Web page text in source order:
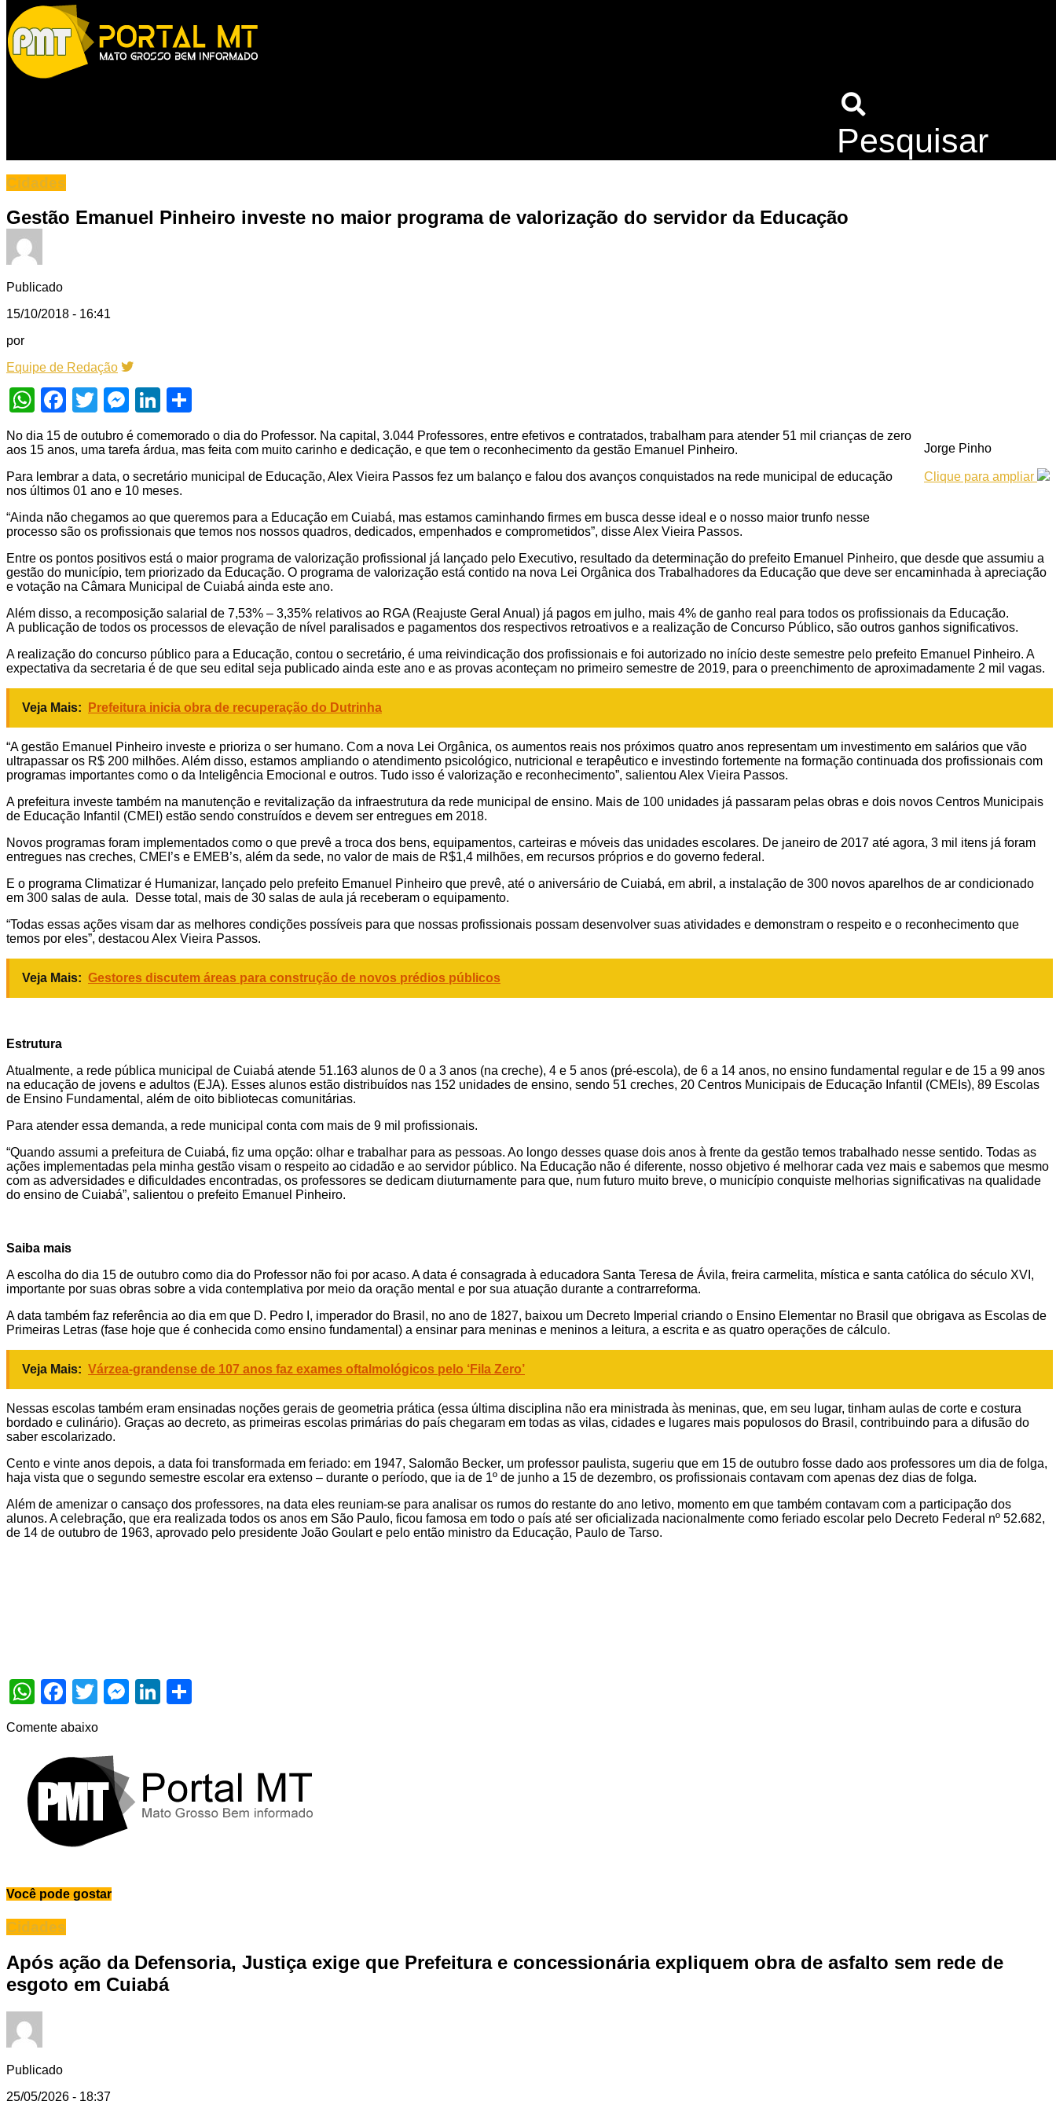
Pesquisar
Cidades
Gestão Emanuel Pinheiro investe no maior programa de valorização do servidor da Educação
Publicado
15/10/2018 - 16:41
por
Equipe de Redação
WhatsApp
Facebook
TwitterMessenger
LinkedIn
Jorge Pinho
Clique para ampliar
No dia 15 de outubro é comemorado o dia do Professor. Na capital, 3.044 Professores, entre efetivos e contratados, trabalham para atender 51 mil crianças de zero
aos 15 anos, uma tarefa árdua, mas feita com muito carinho e dedicação, e que tem o reconhecimento da gestão Emanuel Pinheiro.
Para lembrar a data, o secretário municipal de Educação, Alex Vieira Passos fez um balanço e falou dos avanços conquistados na rede municipal de educação
nos últimos 01 ano e 10 meses.
“Ainda não chegamos ao que queremos para a Educação em Cuiabá, mas estamos caminhando firmes em busca desse ideal e o nosso maior trunfo nesse
processo são os profissionais que temos nos nossos quadros, dedicados, empenhados e comprometidos”, disse Alex Vieira Passos.
Entre os pontos positivos está o maior programa de valorização profissional já lançado pelo Executivo, resultado da determinação do prefeito Emanuel Pinheiro, que desde que assumiu a
gestão do município, tem priorizado da Educação. O programa de valorização está contido na nova Lei Orgânica dos Trabalhadores da Educação que deve ser encaminhada à apreciação
e votação na Câmara Municipal de Cuiabá ainda este ano.
Além disso, a recomposição salarial de 7,53% – 3,35% relativos ao RGA (Reajuste Geral Anual) já pagos em julho, mais 4% de ganho real para todos os profissionais da Educação.
A publicação de todos os processos de elevação de nível paralisados e pagamentos dos respectivos retroativos e a realização de Concurso Público, são outros ganhos significativos.
A realização do concurso público para a Educação, contou o secretário, é uma reivindicação dos profissionais e foi autorizado no início deste semestre pelo prefeito Emanuel Pinheiro. A
expectativa da secretaria é de que seu edital seja publicado ainda este ano e as provas aconteçam no primeiro semestre de 2019, para o preenchimento de aproximadamente 2 mil vagas.
Veja Mais: Prefeitura inicia obra de recuperação do Dutrinha
“A gestão Emanuel Pinheiro investe e prioriza o ser humano. Com a nova Lei Orgânica, os aumentos reais nos próximos quatro anos representam um investimento em salários que vão
ultrapassar os R$ 200 milhões. Além disso, estamos ampliando o atendimento psicológico, nutricional e terapêutico e investindo fortemente na formação continuada dos profissionais com
programas importantes como o da Inteligência Emocional e outros. Tudo isso é valorização e reconhecimento”, salientou Alex Vieira Passos.
A prefeitura investe também na manutenção e revitalização da infraestrutura da rede municipal de ensino. Mais de 100 unidades já passaram pelas obras e dois novos Centros Municipais
de Educação Infantil (CMEI) estão sendo construídos e devem ser entregues em 2018.
Novos programas foram implementados como o que prevê a troca dos bens, equipamentos, carteiras e móveis das unidades escolares. De janeiro de 2017 até agora, 3 mil itens já foram
entregues nas creches, CMEI’s e EMEB’s, além da sede, no valor de mais de R$1,4 milhões, em recursos próprios e do governo federal.
E o programa Climatizar é Humanizar, lançado pelo prefeito Emanuel Pinheiro que prevê, até o aniversário de Cuiabá, em abril, a instalação de 300 novos aparelhos de ar condicionado
em 300 salas de aula. Desse total, mais de 30 salas de aula já receberam o equipamento.
“Todas essas ações visam dar as melhores condições possíveis para que nossas profissionais possam desenvolver suas atividades e demonstram o respeito e o reconhecimento que
temos por eles”, destacou Alex Vieira Passos.
Veja Mais: Gestores discutem áreas para construção de novos prédios públicos
Estrutura
Atualmente, a rede pública municipal de Cuiabá atende 51.163 alunos de 0 a 3 anos (na creche), 4 e 5 anos (pré-escola), de 6 a 14 anos, no ensino fundamental regular e de 15 a 99 anos
na educação de jovens e adultos (EJA). Esses alunos estão distribuídos nas 152 unidades de ensino, sendo 51 creches, 20 Centros Municipais de Educação Infantil (CMEIs), 89 Escolas
de Ensino Fundamental, além de oito bibliotecas comunitárias.
Para atender essa demanda, a rede municipal conta com mais de 9 mil profissionais.
“Quando assumi a prefeitura de Cuiabá, fiz uma opção: olhar e trabalhar para as pessoas. Ao longo desses quase dois anos à frente da gestão temos trabalhado nesse sentido. Todas as
ações implementadas pela minha gestão visam o respeito ao cidadão e ao servidor público. Na Educação não é diferente, nosso objetivo é melhorar cada vez mais e sabemos que mesmo
com as adversidades e dificuldades encontradas, os professores se dedicam diuturnamente para que, num futuro muito breve, o município conquiste melhorias significativas na qualidade
do ensino de Cuiabá”, salientou o prefeito Emanuel Pinheiro.
Saiba mais
A escolha do dia 15 de outubro como dia do Professor não foi por acaso. A data é consagrada à educadora Santa Teresa de Ávila, freira carmelita, mística e santa católica do século XVI,
importante por suas obras sobre a vida contemplativa por meio da oração mental e por sua atuação durante a contrarreforma.
A data também faz referência ao dia em que D. Pedro I, imperador do Brasil, no ano de 1827, baixou um Decreto Imperial criando o Ensino Elementar no Brasil que obrigava as Escolas de
Primeiras Letras (fase hoje que é conhecida como ensino fundamental) a ensinar para meninas e meninos a leitura, a escrita e as quatro operações de cálculo.
Veja Mais: Várzea-grandense de 107 anos faz exames oftalmológicos pelo ‘Fila Zero’
Nessas escolas também eram ensinadas noções gerais de geometria prática (essa última disciplina não era ministrada às meninas, que, em seu lugar, tinham aulas de corte e costura
bordado e culinário). Graças ao decreto, as primeiras escolas primárias do país chegaram em todas as vilas, cidades e lugares mais populosos do Brasil, contribuindo para a difusão do
saber escolarizado.
Cento e vinte anos depois, a data foi transformada em feriado: em 1947, Salomão Becker, um professor paulista, sugeriu que em 15 de outubro fosse dado aos professores um dia de folga,
haja vista que o segundo semestre escolar era extenso – durante o período, que ia de 1º de junho a 15 de dezembro, os profissionais contavam com apenas dez dias de folga.
Além de amenizar o cansaço dos professores, na data eles reuniam-se para analisar os rumos do restante do ano letivo, momento em que também contavam com a participação dos
alunos. A celebração, que era realizada todos os anos em São Paulo, ficou famosa em todo o país até ser oficializada nacionalmente como feriado escolar pelo Decreto Federal nº 52.682,
de 14 de outubro de 1963, aprovado pelo presidente João Goulart e pelo então ministro da Educação, Paulo de Tarso.
WhatsApp
Facebook
TwitterMessenger
LinkedIn
Comente abaixo
Você pode gostar
Cidades
Após ação da Defensoria, Justiça exige que Prefeitura e concessionária expliquem obra de asfalto sem rede de
esgoto em Cuiabá
Publicado
25/05/2026 - 18:37